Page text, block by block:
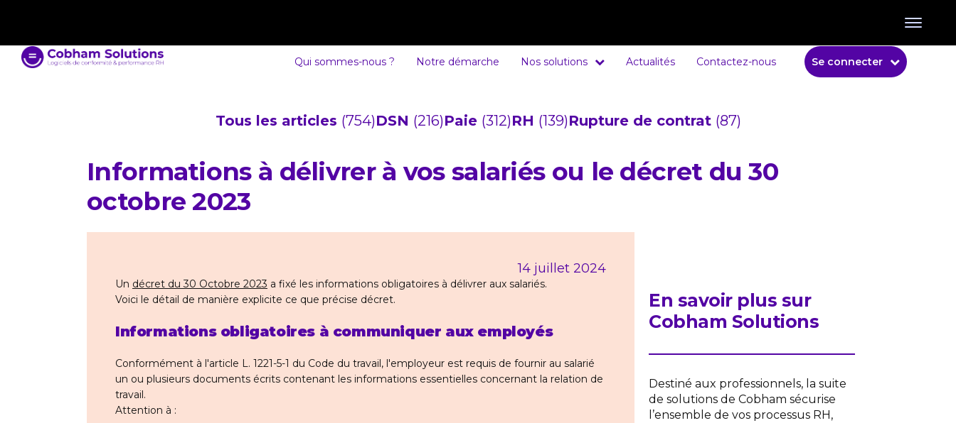
Qui sommes-nous ? Notre démarche Nos solutions Actualités Contactez-nous Se connecter
Tous les articles (754)DSN (216)Paie (312)RH (139)Rupture de contrat (87)
Informations à délivrer à vos salariés ou le décret du 30
octobre 2023
14 juillet 2024
Un décret du 30 Octobre 2023 a fixé les informations obligatoires à délivrer aux salariés.
Voici le détail de manière explicite ce que précise décret.
Informations obligatoires à communiquer aux employés
Conformément à l'article L. 1221-5-1 du Code du travail, l'employeur est requis de fournir au salarié
un ou plusieurs documents écrits contenant les informations essentielles concernant la relation de
travail.
Attention à :
En savoir plus sur
Cobham Solutions
Destiné aux professionnels, la suite
de solutions de Cobham sécurise
l’ensemble de vos processus RH,